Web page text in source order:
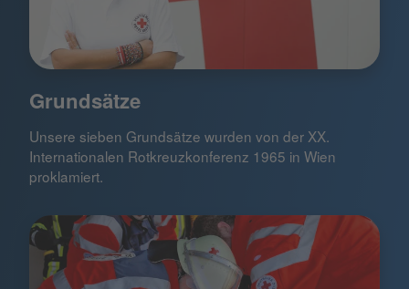
Grundsätze
Unsere sieben Grundsätze wurden von der XX.
Internationalen Rotkreuzkonferenz 1965 in Wien
proklamiert.